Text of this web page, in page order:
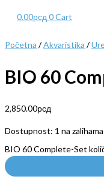
0.00рсд 0Cart
Početna /Akvaristika /
BIO 60
2,850.00рсд
Dostupnost: 1 na zalihama
BIO 60 Complete-Set